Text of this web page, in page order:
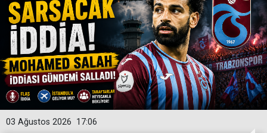
17:06
03 Ağustos 2026